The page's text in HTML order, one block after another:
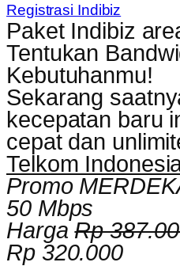
Registrasi Indibiz
Paket Indibiz
Tentukan
Kebutuhanmu!
Sekarang
kecepatan baru
cepat dan
Telkom
Promo
50 Mbps
HargaRp
Rp 320.000